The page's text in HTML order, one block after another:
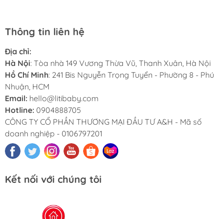
Thông tin liên hệ
Địa chỉ:
Hà Nội: Tòa nhà 149 Vương Thừa Vũ, Thanh Xuân, Hà Nội
Hồ Chí Minh: 241 Bis Nguyễn Trọng Tuyển - Phường 8 - Phú
Nhuận, HCM
Email: hello@litibaby.com
Hotline: 0904888705
CÔNG TY CỔ PHẦN THƯƠNG MẠI ĐẦU TƯ A&H - Mã số
doanh nghiệp - 0106797201
Kết nối với chúng tôi